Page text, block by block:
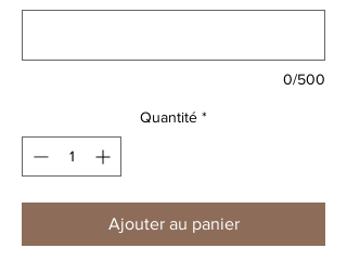
0/500
Quantité *
Ajouter au panier